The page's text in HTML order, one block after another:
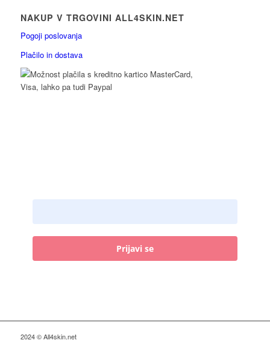
NAKUP V TRGOVINI ALL4SKIN.NET
Pogoji poslovanja
Plačilo in dostava
Prijavi se
2024 © All4skin.net